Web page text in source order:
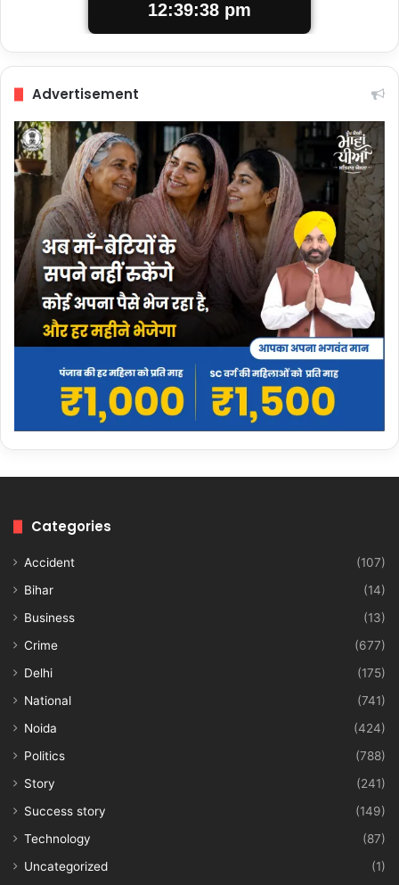
12:39:38 pm
Advertisement
Categories
Accident
(107)
Bihar
(14)
Business
(13)
Crime
(677)
Delhi
(175)
National
(741)
Noida
(424)
Politics
(788)
Story
(241)
Success story
(149)
Technology
(87)
Uncategorized
(1)